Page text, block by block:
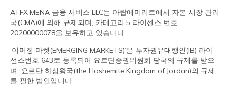
ATFX MENA 금융 서비스 LLC는 아랍에미리트에서 자본 시장 관리
국(CMA)에 의해 규제되며, 카테고리 5 라이센스 번호
20200000078을 보유하고 있습니다.
‘이머징 마켓(EMERGING MARKETS)’은 투자권유대행인(IB) 라이
선스번호 643로 등록되어 요르단증권위원회 당국의 규제를 받으
며, 요르단 하심왕국(the Hashemite Kingdom of Jordan)의 규제
를 필한 법인입니다.